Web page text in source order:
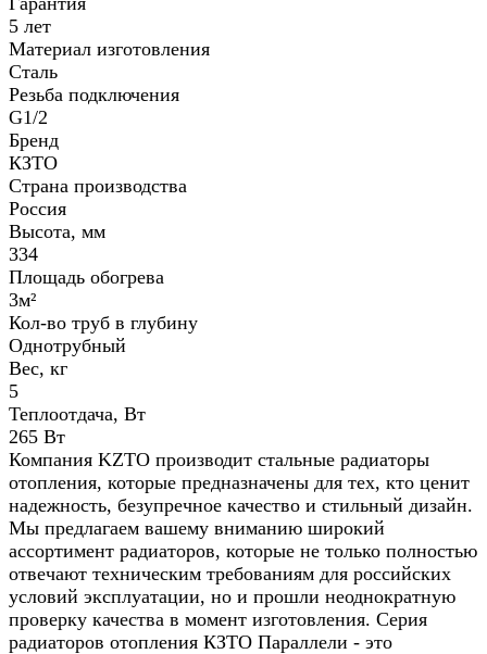
5 лет
Материал изготовления
Сталь
Резьба подключения
G1/2
Бренд
КЗТО
Страна производства
Россия
Высота, мм
334
Площадь обогрева
3м²
Кол-во труб в глубину
Однотрубный
Вес, кг
5
Теплоотдача, Вт
265 Вт
Компания KZTO производит стальные радиаторы
отопления, которые предназначены для тех, кто ценит
надежность, безупречное качество и стильный дизайн.
Мы предлагаем вашему вниманию широкий
ассортимент радиаторов, которые не только полностью
отвечают техническим требованиям для российских
условий эксплуатации, но и прошли неоднократную
проверку качества в момент изготовления. Серия
радиаторов отопления КЗТО Параллели - это